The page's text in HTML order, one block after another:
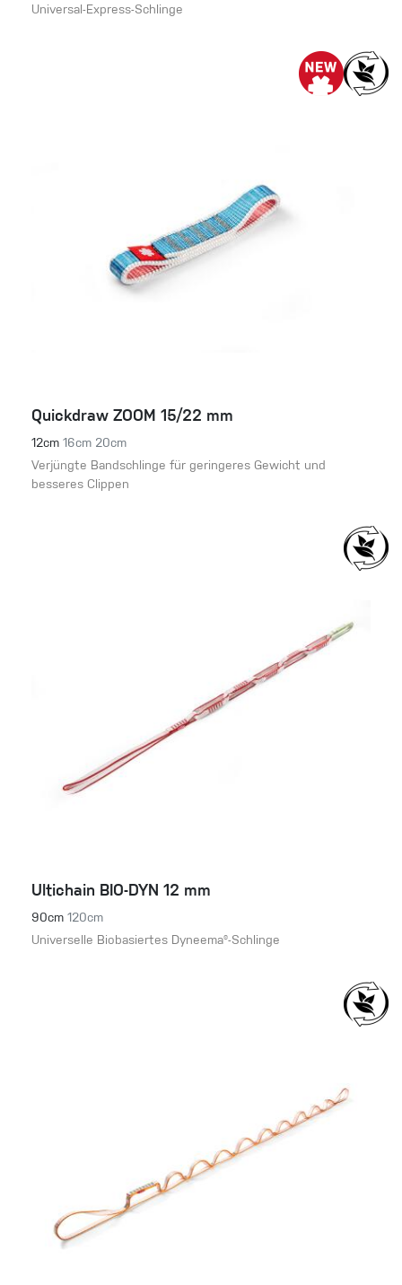
Universal-Express-Schlinge
Quickdraw ZOOM 15/22 mm
12cm 16cm 20cm
Verjüngte Bandschlinge für geringeres Gewicht und
besseres Clippen
Ultichain BIO-DYN 12 mm
90cm 120cm
Universelle Biobasiertes Dyneema®-Schlinge